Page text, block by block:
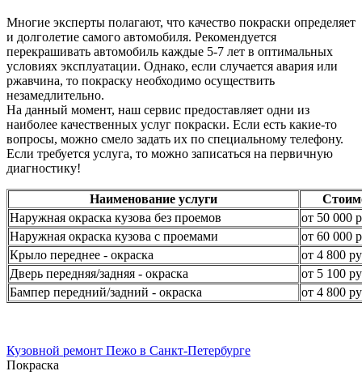
Многие эксперты полагают, что качество покраски определяет
и долголетие самого автомобиля. Рекомендуется
перекрашивать автомобиль каждые 5-7 лет в оптимальных
условиях эксплуатации. Однако, если случается авария или
ржавчина, то покраску необходимо осуществить
незамедлительно.
На данный момент, наш сервис предоставляет одни из
наиболее качественных услуг покраски. Если есть какие-то
вопросы, можно смело задать их по специальному телефону.
Если требуется услуга, то можно записаться на первичную
диагностику!
Наименование услуги
Наружная окраска кузова без проемов
от 50 000
Наружная окраска кузова с проемами
от 60 000
Крыло переднее - окраска
от 4 800
Дверь передняя/задняя - окраска
от 5 100
Бампер передний/задний - окраска
от 4 800
Кузовной ремонт Пежо в Санкт-Петербурге
Покраска